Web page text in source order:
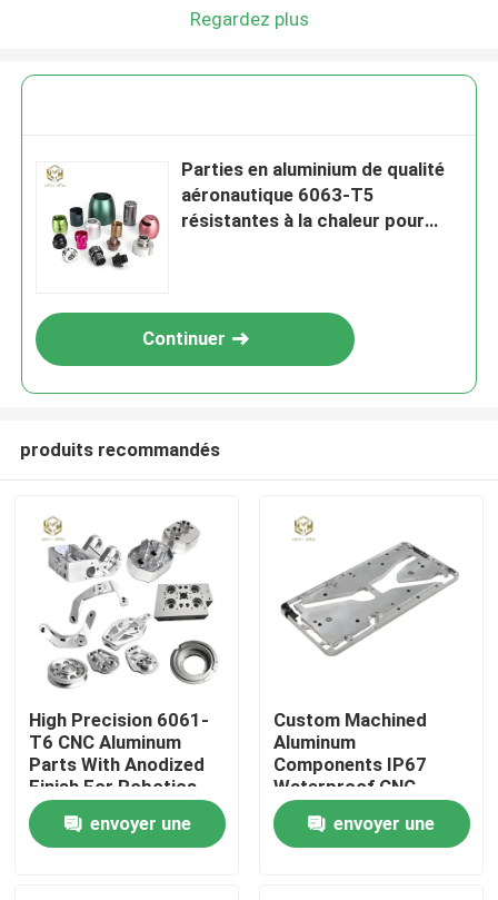
Aperçu
Produits
Regardez plus
Parties en aluminium de qualité
aéronautique 6063-T5
résistantes à la chaleur pour
Continuer
produits recommandés
High Precision 6061-
T6 CNC Aluminum
Parts With Anodized
Finish For Robotics
envoyer une
Custom Machined
Aluminum
Components IP67
Waterproof CNC
Service For
Automotiveenvoyer une